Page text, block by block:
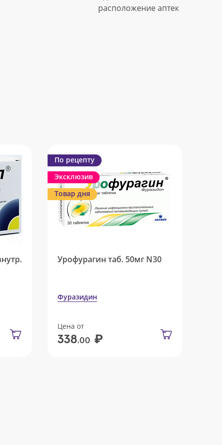
расположение аптек
По рецепту
Эксклюзив
Товар дня
Урофурагин таб. 50мг N30
Фуразидин
Цена от
338.00 ₽